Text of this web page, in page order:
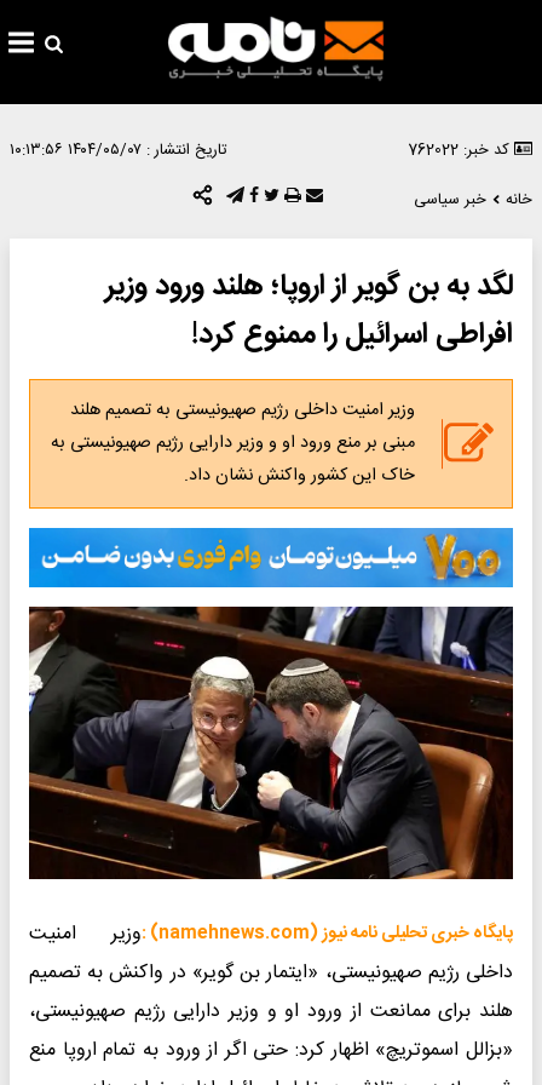
کد خبر: 762022 تاریخ انتشار : ۱۴۰۴/۰۵/۰۷ ۱۰:۱۳:۵۶
خانه
خبر سیاسی
لگد به بن گویر از اروپا؛ هلند ورود وزیر
افراطی اسرائیل را ممنوع کرد!
وزیر امنیت داخلی رژیم صهیونیستی به تصمیم هلند
مبنی بر منع ورود او و وزیر دارایی رژیم صهیونیستی به
خاک این کشور واکنش نشان داد.
پایگاه خبری تحلیلی نامه نیوز (namehnews.com) :
وزیر امنیت
داخلی رژیم صهیونیستی، «ایتمار بن گویر» در واکنش به تصمیم
هلند برای ممانعت از ورود او و وزیر دارایی رژیم صهیونیستی،
«بزالل اسموتریچ» اظهار کرد: حتی اگر از ورود به تمام اروپا منع